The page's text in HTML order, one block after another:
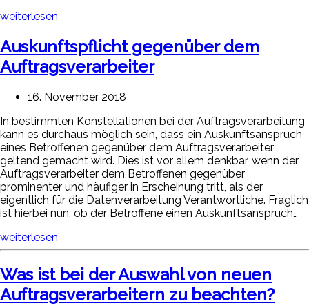
weiterlesen
Auskunftspflicht gegenüber dem
Auftragsverarbeiter
16. November 2018
In bestimmten Konstellationen bei der Auftragsverarbeitung
kann es durchaus möglich sein, dass ein Auskunftsanspruch
eines Betroffenen gegenüber dem Auftragsverarbeiter
geltend gemacht wird. Dies ist vor allem denkbar, wenn der
Auftragsverarbeiter dem Betroffenen gegenüber
prominenter und häufiger in Erscheinung tritt, als der
eigentlich für die Datenverarbeitung Verantwortliche. Fraglich
ist hierbei nun, ob der Betroffene einen Auskunftsanspruch…
weiterlesen
Was ist bei der Auswahl von neuen
Auftragsverarbeitern zu beachten?